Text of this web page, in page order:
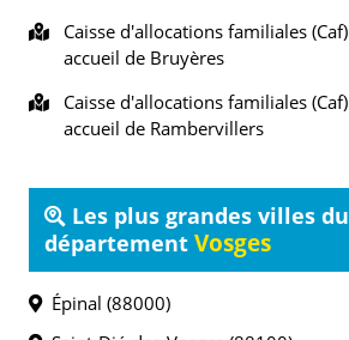
Caisse d'allocations familiales (Caf)
accueil de Bruyères
Caisse d'allocations familiales (Caf)
accueil de Rambervillers
Les plus grandes villes du
département Vosges
Épinal (88000)